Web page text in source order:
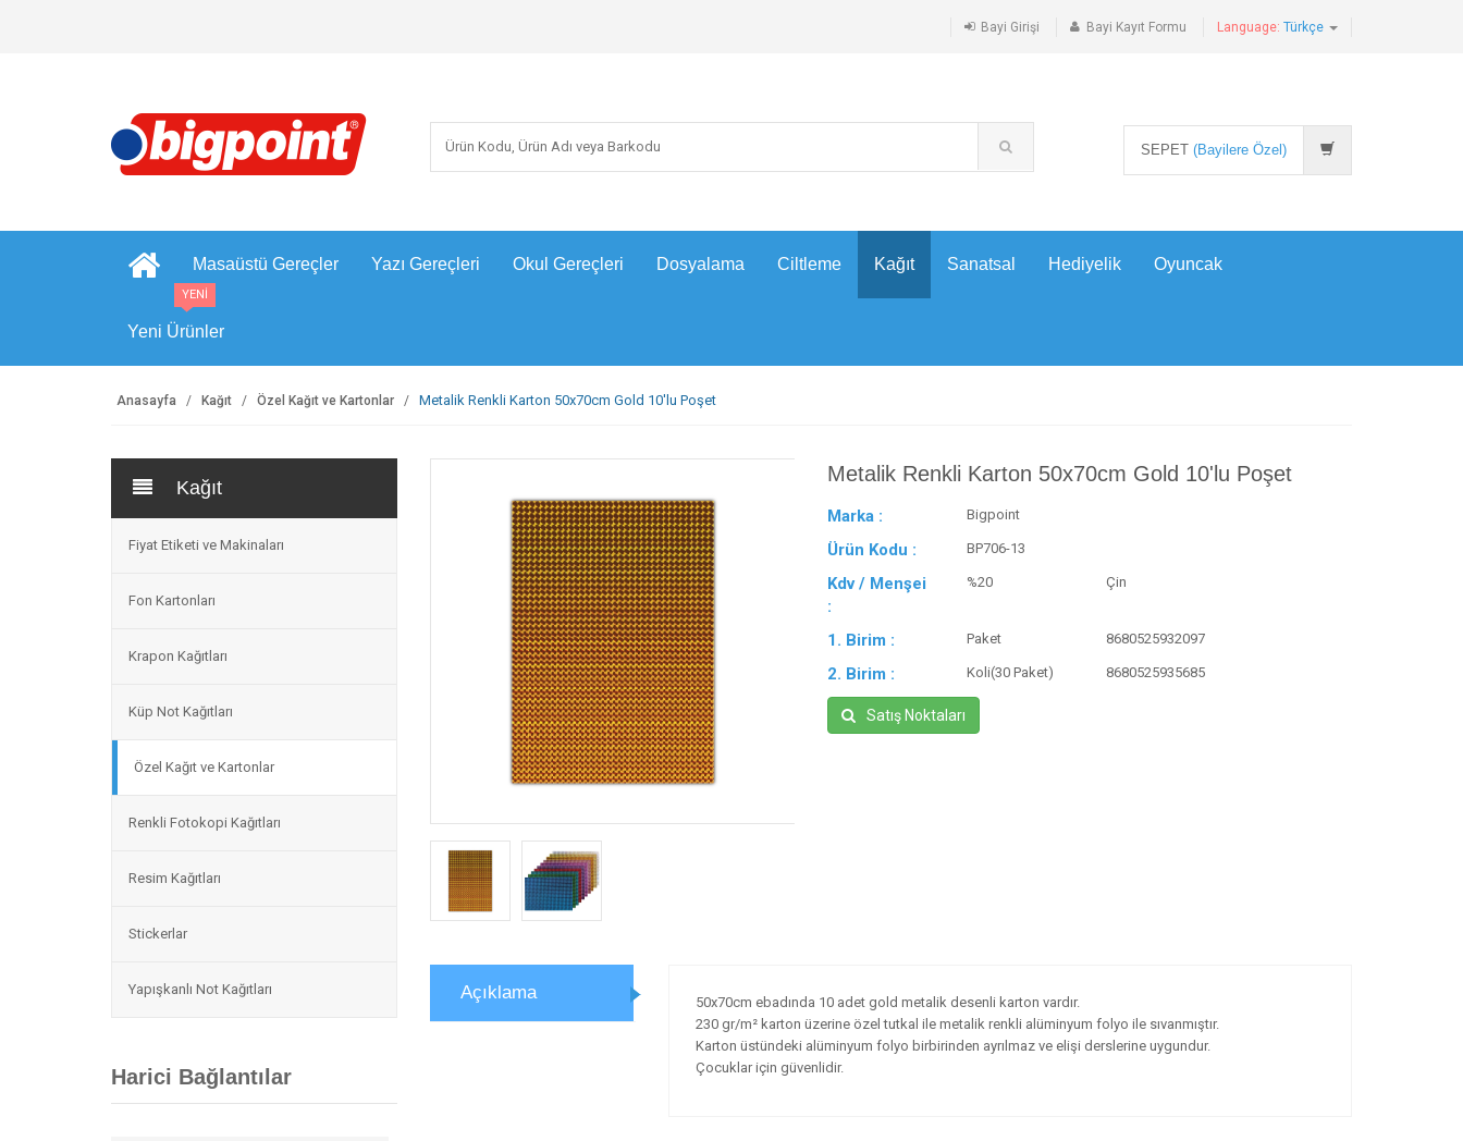
Bayi Girişi Bayi Kayıt Formu Language: Türkçe
SEPET (Bayilere Özel)
Masaüstü Gereçler Yazı Gereçleri Okul Gereçleri Dosyalama Ciltleme Kağıt Sanatsal Hediyelik Oyuncak
Yeni Ürünler
YENİ
Anasayfa Kağıt Özel Kağıt ve Kartonlar Metalik Renkli Karton 50x70cm Gold 10'lu Poşet
Kağıt
Fiyat Etiketi ve Makinaları
Fon Kartonları
Krapon Kağıtları
Küp Not Kağıtları
Özel Kağıt ve Kartonlar
Renkli Fotokopi Kağıtları
Resim Kağıtları
Stickerlar
Yapışkanlı Not Kağıtları
Harici Bağlantılar
Metalik Renkli Karton 50x70cm Gold 10'lu Poşet
Marka : Bigpoint
Ürün Kodu : BP706-13
Kdv / Menşei
:
%20 Çin
1. Birim : Paket 8680525932097
2. Birim : Koli(30 Paket) 8680525935685
Satış Noktaları
Açıklama
50x70cm ebadında 10 adet gold metalik desenli karton vardır.
230 gr/m² karton üzerine özel tutkal ile metalik renkli alüminyum folyo ile sıvanmıştır.
Karton üstündeki alüminyum folyo birbirinden ayrılmaz ve elişi derslerine uygundur.
Çocuklar için güvenlidir.